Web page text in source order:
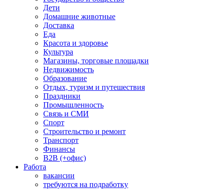
Дети
Домашние животные
Доставка
Еда
Красота и здоровье
Культура
Магазины, торговые площадки
Недвижимость
Образование
Отдых, туризм и путешествия
Праздники
Промышленность
Связь и СМИ
Спорт
Строительство и ремонт
Транспорт
Финансы
B2B (+офис)
Работа
вакансии
требуются на подработку